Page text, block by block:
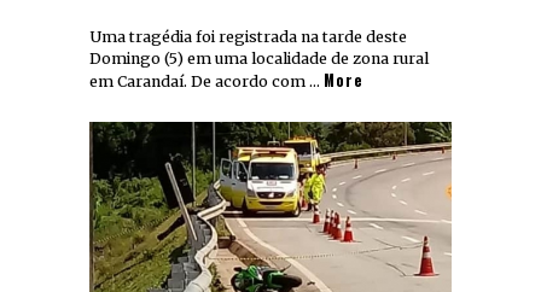
Uma tragédia foi registrada na tarde deste
Domingo (5) em uma localidade de zona rural
em Carandaí. De acordo com … More